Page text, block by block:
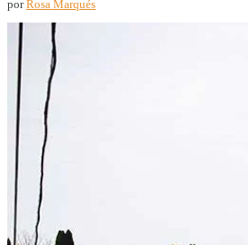
porRosa Marqués